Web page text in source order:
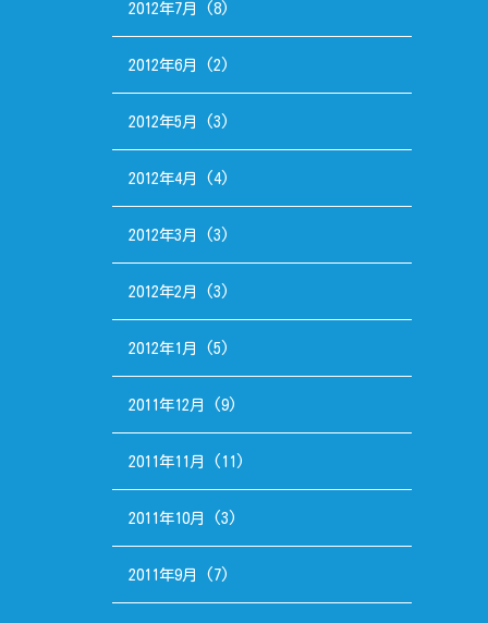
2012年7月 (8)
2012年6月 (2)
2012年5月 (3)
2012年4月 (4)
2012年3月 (3)
2012年2月 (3)
2012年1月 (5)
2011年12月 (9)
2011年11月 (11)
2011年10月 (3)
2011年9月 (7)